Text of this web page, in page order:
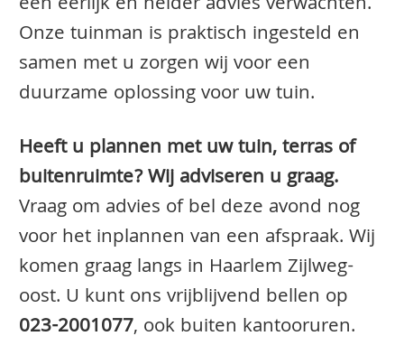
Onze tuinman is praktisch ingesteld en
samen met u zorgen wij voor een
duurzame oplossing voor uw tuin.
Heeft u plannen met uw tuin, terras of
buitenruimte? Wij adviseren u graag.
Vraag om advies of bel deze avond nog
voor het inplannen van een afspraak. Wij
komen graag langs in Haarlem Zijlweg-
oost. U kunt ons vrijblijvend bellen op
023-2001077, ook buiten kantooruren.